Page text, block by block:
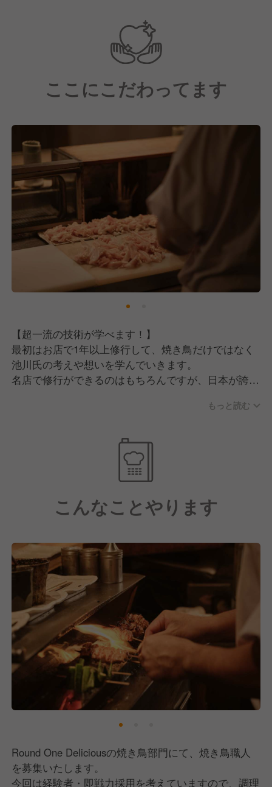
ようになりたいという考えから、まずはサラリーマン
として就職していた背景があったのです。
独立後は2007年に「鳥しき」を開業。その卓越した
技術と味で世界中から高い評価を得ています。
【Round One Deliciousの社員について】
ます。
個人経営をされていた方や海外志向がある方など様々
な背景のもと、挑戦心と夢を持ってくれている方が多
いです！
【求める人物像】
■柔軟性
料理人として技術も大事ですが、その中で今までの技
術や経験から変化をして、成長できる方を望みます。
ミスや間違いを素直に認められて、前向きに物事を捉
えて責任感を持って働ける方を求めます。
■誠実さ
真面目に修行・仕事に取り組むことが信頼・信用でき
る人といえます。
ここにこだわってます
【超一流の技術が学べます！】
最初はお店で1年以上修行して、焼き鳥だけではなく
池川氏の考えや想いを学んでいきます。
名店で修行ができるのはもちろんですが、日本が誇る
【英語が苦手でも大丈夫です！】
海外で働くとなれば、英語は必須になってきます。
そこで当社では飲食店における語学研修を実施してい
るので、「英語は全然ダメなんだよな…」と不安に思
っている方もご安心くださいませ。
修行の後に待つのは海外での挑戦。
これは生半可な気持ちではやり遂げられないことだと
思います。
だからこそ、報酬面に関しても高いモチベーションを
維持できるような高い水準の給与体系をとっていま
す。
月収は105万円〜125万円、4年後には功労金として
400万円〜1200万円をお渡しします！
もっと読む
こんなことやります
Round One Deliciousの焼き鳥部門にて、焼き鳥職人
を募集いたします。
今回は経験者・即戦力採用を考えていますので、調理